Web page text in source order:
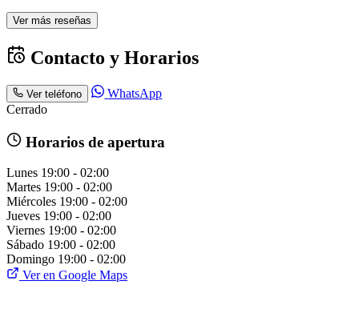
Ver más reseñas
Contacto y Horarios
Ver teléfono
WhatsApp
Cerrado
Horarios de apertura
Lunes 19:00 - 02:00
Martes 19:00 - 02:00
Miércoles 19:00 - 02:00
Jueves 19:00 - 02:00
Viernes 19:00 - 02:00
Sábado 19:00 - 02:00
Domingo 19:00 - 02:00
Ver en Google Maps